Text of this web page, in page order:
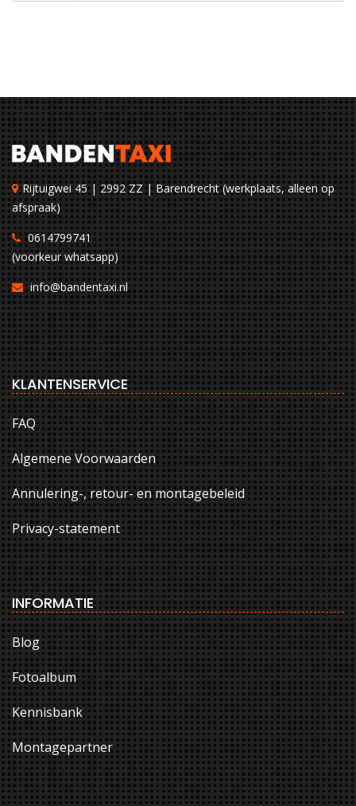
Rijtuigwei 45 | 2992 ZZ | Barendrecht (werkplaats, alleen op
afspraak)
0614799741
(voorkeur whatsapp)
info@bandentaxi.nl
KLANTENSERVICE
FAQ
Algemene Voorwaarden
Annulering-, retour- en montagebeleid
Privacy-statement
INFORMATIE
Blog
Fotoalbum
Kennisbank
Montagepartner